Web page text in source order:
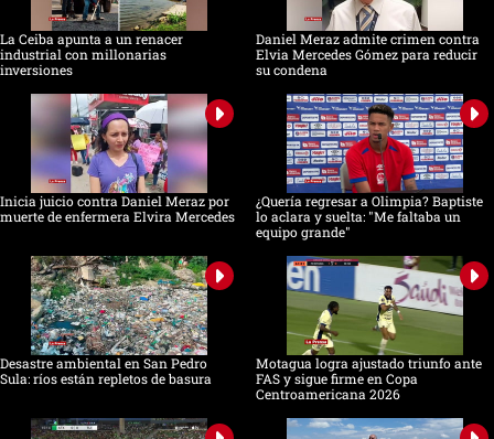
La Ceiba apunta a un renacer
industrial con millonarias
inversiones
Daniel Meraz admite crimen contra
Elvia Mercedes Gómez para reducir
su condena
Inicia juicio contra Daniel Meraz por
muerte de enfermera Elvira Mercedes
¿Quería regresar a Olimpia? Baptiste
lo aclara y suelta: "Me faltaba un
equipo grande"
Desastre ambiental en San Pedro
Sula: ríos están repletos de basura
Motagua logra ajustado triunfo ante
FAS y sigue firme en Copa
Centroamericana 2026